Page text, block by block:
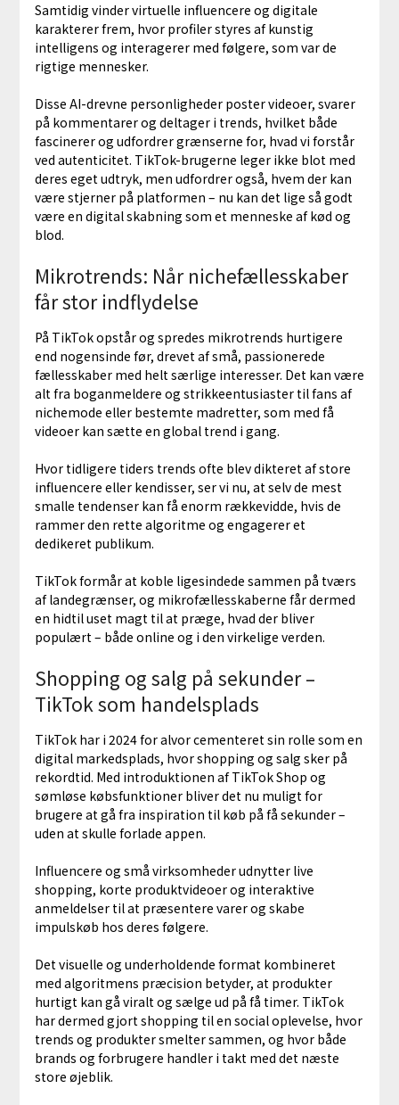
Samtidig vinder virtuelle influencere og digitale
karakterer frem, hvor profiler styres af kunstig
intelligens og interagerer med følgere, som var de
rigtige mennesker.
Disse AI-drevne personligheder poster videoer, svarer
på kommentarer og deltager i trends, hvilket både
fascinerer og udfordrer grænserne for, hvad vi forstår
ved autenticitet. TikTok-brugerne leger ikke blot med
deres eget udtryk, men udfordrer også, hvem der kan
være stjerner på platformen – nu kan det lige så godt
være en digital skabning som et menneske af kød og
blod.
Mikrotrends: Når nichefællesskaber
får stor indflydelse
På TikTok opstår og spredes mikrotrends hurtigere
end nogensinde før, drevet af små, passionerede
fællesskaber med helt særlige interesser. Det kan være
alt fra boganmeldere og strikkeentusiaster til fans af
nichemode eller bestemte madretter, som med få
videoer kan sætte en global trend i gang.
Hvor tidligere tiders trends ofte blev dikteret af store
influencere eller kendisser, ser vi nu, at selv de mest
smalle tendenser kan få enorm rækkevidde, hvis de
rammer den rette algoritme og engagerer et
dedikeret publikum.
TikTok formår at koble ligesindede sammen på tværs
af landegrænser, og mikrofællesskaberne får dermed
en hidtil uset magt til at præge, hvad der bliver
populært – både online og i den virkelige verden.
Shopping og salg på sekunder –
TikTok som handelsplads
TikTok har i 2024 for alvor cementeret sin rolle som en
digital markedsplads, hvor shopping og salg sker på
rekordtid. Med introduktionen af TikTok Shop og
sømløse købsfunktioner bliver det nu muligt for
brugere at gå fra inspiration til køb på få sekunder –
uden at skulle forlade appen.
Influencere og små virksomheder udnytter live
shopping, korte produktvideoer og interaktive
anmeldelser til at præsentere varer og skabe
impulskøb hos deres følgere.
Det visuelle og underholdende format kombineret
med algoritmens præcision betyder, at produkter
hurtigt kan gå viralt og sælge ud på få timer. TikTok
har dermed gjort shopping til en social oplevelse, hvor
trends og produkter smelter sammen, og hvor både
brands og forbrugere handler i takt med det næste
store øjeblik.